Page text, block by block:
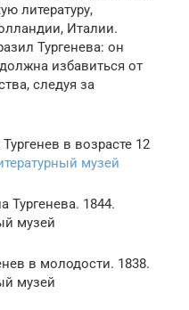
литературу,
Италии.
Тургенева: он
избавиться от
следуя за
в возрасте 12
музей
1844.
музей
в молодости. 1838.
музей